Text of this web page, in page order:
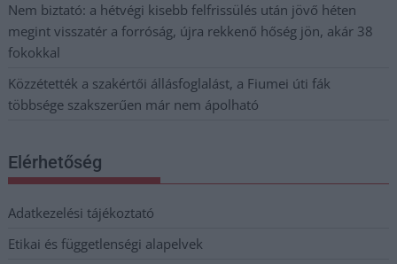
Nem biztató: a hétvégi kisebb felfrissülés után jövő héten
megint visszatér a forróság, újra rekkenő hőség jön, akár 38
fokokkal
Közzétették a szakértői állásfoglalást, a Fiumei úti fák
többsége szakszerűen már nem ápolható
Elérhetőség
Adatkezelési tájékoztató
Etikai és függetlenségi alapelvek